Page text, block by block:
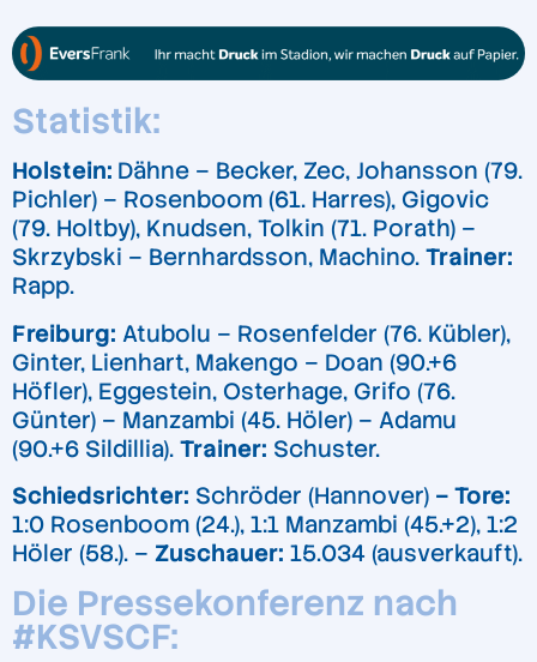
Statistik:
Holstein: Dähne – Becker, Zec, Johansson (79.
Pichler) – Rosenboom (61. Harres), Gigovic
(79. Holtby), Knudsen, Tolkin (71. Porath) –
Skrzybski – Bernhardsson, Machino. Trainer:
Rapp.
Freiburg: Atubolu – Rosenfelder (76. Kübler),
Ginter, Lienhart, Makengo – Doan (90.+6
Höfler), Eggestein, Osterhage, Grifo (76.
Günter) – Manzambi (45. Höler) – Adamu
(90.+6 Sildillia). Trainer: Schuster.
Schiedsrichter: Schröder (Hannover) – Tore:
1:0 Rosenboom (24.), 1:1 Manzambi (45.+2), 1:2
Höler (58.). – Zuschauer: 15.034 (ausverkauft).
Die Pressekonferenz nach
#KSVSCF: